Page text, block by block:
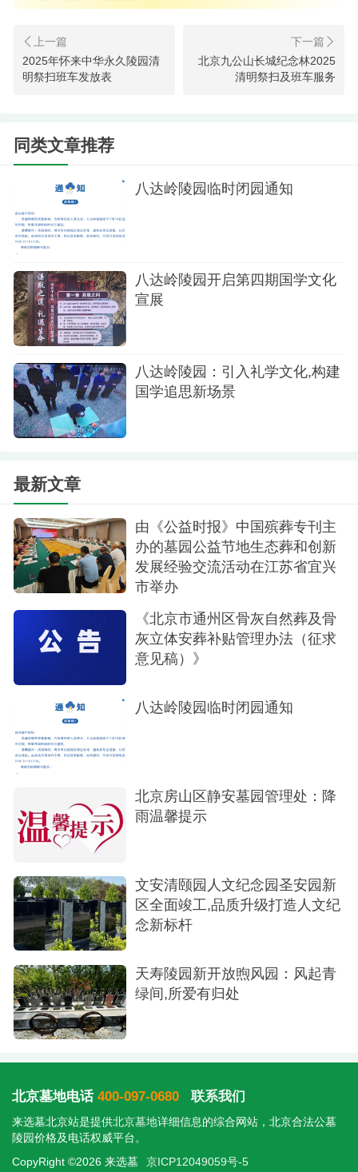
明节祭扫高峰日，在此期间，八达岭陵园停止办理
骨函安葬、合葬及各项礼仪服务。
2025年3月22日、23日、31日和4月1日、2日、
止办理安葬活动中的各项礼仪服务，包括葬仪服
务、送灵服务、追思厅和灵棚服务。
2025年清明祭扫高峰期从3月22日持续到4月6
日，为能够高质量地完成每一场骨函安葬、合葬和
礼仪服务，结合八达岭陵园祭扫服务接待能力，在
可办理安葬、合葬及礼仪服务的日期内，每日限量
办理安葬、合葬8个墓位、限量办理送灵服务4场、
限量办理葬仪服务4场、追思厅服务不超3场（限1场
温馨提示
因客流量大，请您配合八达岭陵园服务人员的
引导、指挥，如遇特殊情况，请联系就近的工作人
员，帮您解决。
2025年怀来中华永久陵园清
明祭扫班车发放表
北京九公山长城纪念林2025
清明祭扫及班车服务
同类文章推荐
八达岭陵园临时闭园通知
八达岭陵园开启第四期国学文化
宣展
八达岭陵园：引入礼学文化,构建
国学追思新场景
最新文章
由《公益时报》中国殡葬专刊主
办的墓园公益节地生态葬和创新
发展经验交流活动在江苏省宜兴
市举办
《北京市通州区骨灰自然葬及骨
灰立体安葬补贴管理办法（征求
意见稿）》
八达岭陵园临时闭园通知
北京房山区静安墓园管理处：降
雨温馨提示
文安清颐园人文纪念园圣安园新
区全面竣工,品质升级打造人文纪
念新标杆
天寿陵园新开放煦风园：风起青
绿间,所爱有归处
北京墓地电话 400-097-0680 联系我们
来选墓北京站是提供北京墓地详细信息的综合网站，北京合法公墓
陵园价格及电话权威平台。
CopyRight ©2026 来选墓
京ICP12049059号-5